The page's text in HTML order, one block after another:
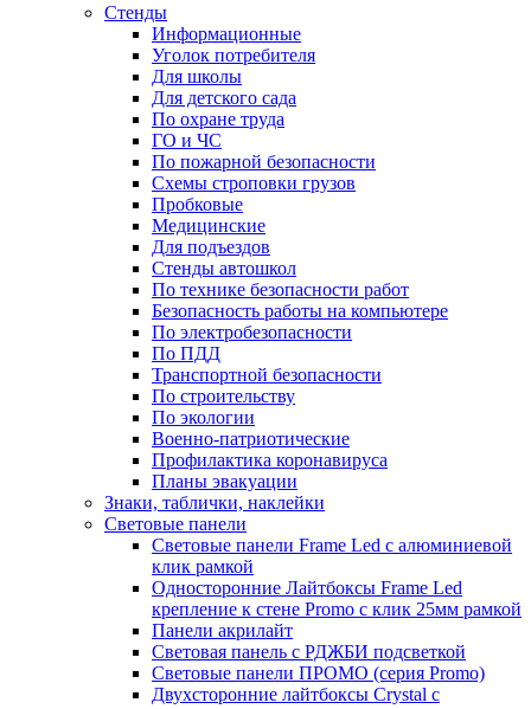
Стенды
Информационные
Уголок потребителя
Для школы
Для детского сада
По охране труда
ГО и ЧС
По пожарной безопасности
Схемы строповки грузов
Пробковые
Медицинские
Для подъездов
Стенды автошкол
По технике безопасности работ
Безопасность работы на компьютере
По электробезопасности
По ПДД
Транспортной безопасности
По строительству
По экологии
Военно-патриотические
Профилактика коронавируса
Планы эвакуации
Знаки, таблички, наклейки
Световые панели
Световые панели Frame Led с алюминиевой
клик рамкой
Односторонние Лайтбоксы Frame Led
крепление к стене Promo с клик 25мм рамкой
Панели акрилайт
Световая панель с РДЖБИ подсветкой
Световые панели ПРОМО (серия Promo)
Двухсторонние лайтбоксы Crystal с